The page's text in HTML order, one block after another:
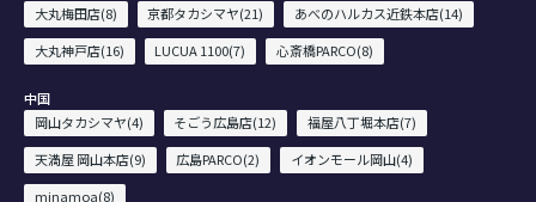
大丸梅田店(8)
京都タカシマヤ(21)
あべのハルカス近鉄本店(14)
大丸神戸店(16)
LUCUA 1100(7) 心斎橋PARCO(8)
中国
岡山タカシマヤ(4)
そごう広島店(12)
福屋八丁堀本店(7)
天満屋 岡山本店(9)
広島PARCO(2)
イオンモール岡山(4)
minamoa(8)